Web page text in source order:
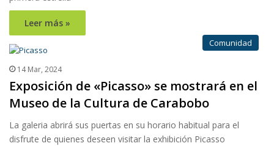
Leer más »
Comunidad
14 Mar, 2024
Exposición de «Picasso» se mostrará en el
Museo de la Cultura de Carabobo
La galeria abrirá sus puertas en su horario habitual para el
disfrute de quienes deseen visitar la exhibición Picasso